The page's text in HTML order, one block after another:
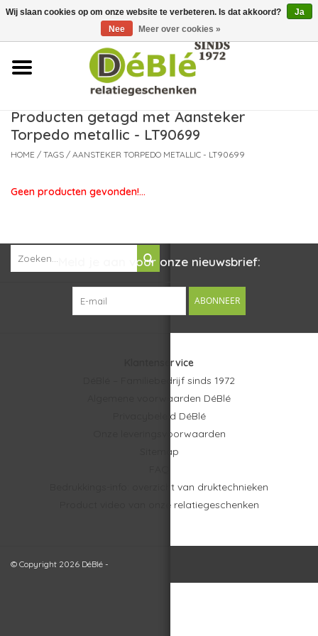
Over ons
Contact
Nieuws
Producten getagd met Aansteker
Torpedo metallic - LT90699
HOME / TAGS / AANSTEKER TORPEDO METALLIC - LT90699
Geen producten gevonden!...
Meld je aan voor onze nieuwsbrief:
ABONNEER
Klantenservice
DéBlé – Familiebedrijf sinds 1972
Algemene voorwaarden DéBlé
Privacybeleid DéBlé
Onze leveringsvoorwaarden
Sitemap
Bedrukkings-info: overzicht van druktechnieken
Product video van onze relatiegeschenken
© Copyright 2026 DéBlé -
Wij slaan cookies op om onze website te verbeteren. Is dat akkoord?
Ja
Nee
Meer over cookies »